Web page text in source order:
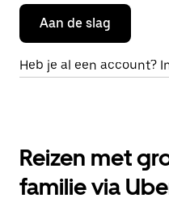
Aan de slag
Heb je al een account?
Reizen met
familie via